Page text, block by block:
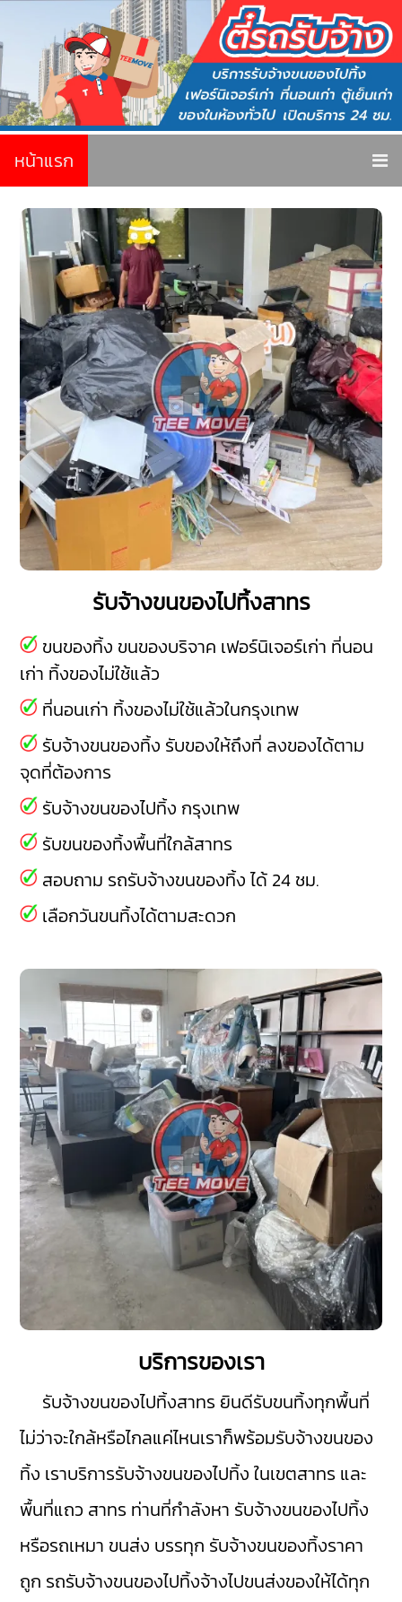
หน้าแรก
รับจ้างขนของไปทิ้งสาทร
ขนของทิ้ง ขนของบริจาค เฟอร์นิเจอร์เก่า ที่นอน
เก่า ทิ้งของไม่ใช้แล้ว
ที่นอนเก่า ทิ้งของไม่ใช้แล้วในกรุงเทพ
รับจ้างขนของทิ้ง รับของให้ถึงที่ ลงของได้ตาม
จุดที่ต้องการ
รับจ้างขนของไปทิ้ง กรุงเทพ
รับขนของทิ้งพื้นที่ใกล้สาทร
สอบถาม รถรับจ้างขนของทิ้ง ได้ 24 ชม.
เลือกวันขนทิ้งได้ตามสะดวก
บริการของเรา
รับจ้างขนของไปทิ้งสาทร ยินดีรับขนทิ้งทุกพื้นที่
ไม่ว่าจะใกล้หรือไกลแค่ไหนเราก็พร้อมรับจ้างขนของ
ทิ้ง เราบริการรับจ้างขนของไปทิ้ง ในเขตสาทร และ
พื้นที่แถว สาทร ท่านที่กำลังหา รับจ้างขนของไปทิ้ง
หรือรถเหมา ขนส่ง บรรทุก รับจ้างขนของทิ้งราคา
ถูก รถรับจ้างขนของไปทิ้งจ้างไปขนส่งของให้ได้ทุก